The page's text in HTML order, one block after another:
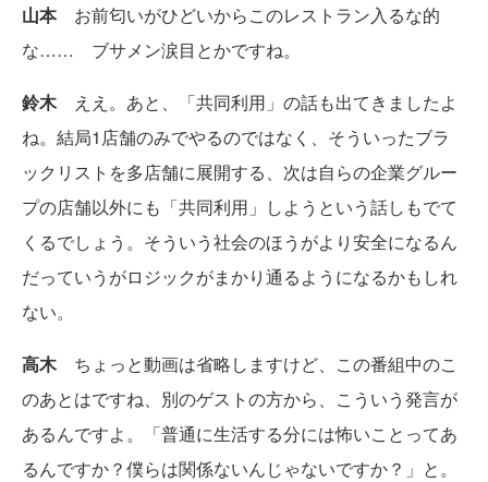
山本 お前匂いがひどいからこのレストラン入るな的
な…… ブサメン涙目とかですね。
鈴木
ええ。あと、「共同利用」の話も出てきましたよ
ね。結局1店舗のみでやるのではなく、そういったブラ
ックリストを多店舗に展開する、次は自らの企業グルー
プの店舗以外にも「共同利用」しようという話しもでて
くるでしょう。そういう社会のほうがより安全になるん
だっていうがロジックがまかり通るようになるかもしれ
ない。
高木 ちょっと動画は省略しますけど、この番組中のこ
のあとはですね、別のゲストの方から、こういう発言が
あるんですよ。「普通に生活する分には怖いことってあ
るんですか？僕らは関係ないんじゃないですか？」と。